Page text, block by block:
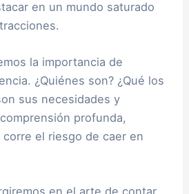
en un mundo saturado
la importancia de
¿Quiénes son? ¿Qué los
sus necesidades y
profunda,
el riesgo de caer en